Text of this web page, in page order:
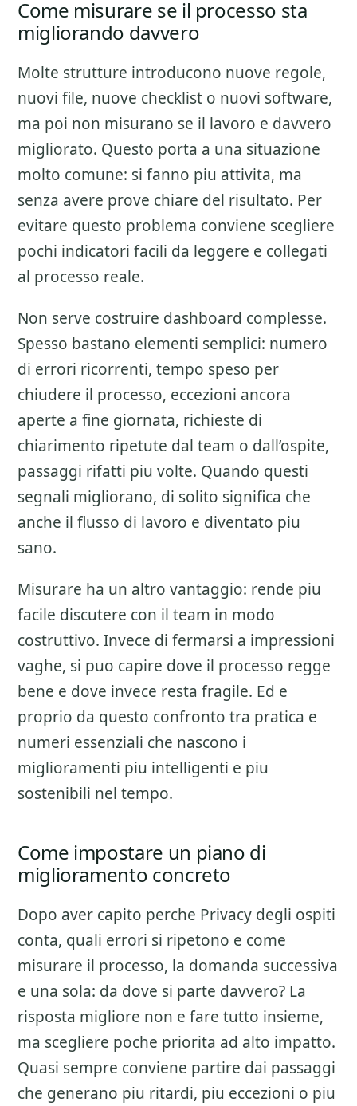
Come misurare se il processo sta
migliorando davvero
Molte strutture introducono nuove regole,
nuovi file, nuove checklist o nuovi software,
ma poi non misurano se il lavoro e davvero
migliorato. Questo porta a una situazione
molto comune: si fanno piu attivita, ma
senza avere prove chiare del risultato. Per
evitare questo problema conviene scegliere
pochi indicatori facili da leggere e collegati
al processo reale.
Non serve costruire dashboard complesse.
Spesso bastano elementi semplici: numero
di errori ricorrenti, tempo speso per
chiudere il processo, eccezioni ancora
aperte a fine giornata, richieste di
chiarimento ripetute dal team o dall’ospite,
passaggi rifatti piu volte. Quando questi
segnali migliorano, di solito significa che
anche il flusso di lavoro e diventato piu
sano.
Misurare ha un altro vantaggio: rende piu
facile discutere con il team in modo
costruttivo. Invece di fermarsi a impressioni
vaghe, si puo capire dove il processo regge
bene e dove invece resta fragile. Ed e
proprio da questo confronto tra pratica e
numeri essenziali che nascono i
miglioramenti piu intelligenti e piu
sostenibili nel tempo.
Come impostare un piano di
miglioramento concreto
Dopo aver capito perche Privacy degli ospiti
conta, quali errori si ripetono e come
misurare il processo, la domanda successiva
e una sola: da dove si parte davvero? La
risposta migliore non e fare tutto insieme,
ma scegliere poche priorita ad alto impatto.
Quasi sempre conviene partire dai passaggi
che generano piu ritardi, piu eccezioni o piu